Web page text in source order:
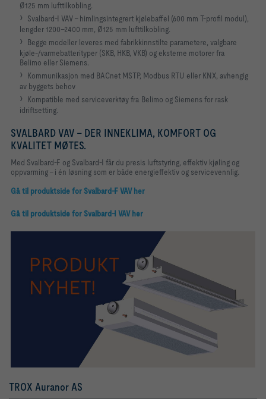
Ø125 mm lufttilkobling.
Svalbard-I VAV – himlingsintegrert kjølebaffel (600 mm T-profil modul),
lengder 1200–2400 mm, Ø125 mm lufttilkobling.
Begge modeller leveres med fabrikkinnstilte parametere, valgbare
kjøle-/varmebatterityper (SKB, HKB, VKB) og eksterne motorer fra
Belimo eller Siemens.
Kommunikasjon med BACnet MSTP, Modbus RTU eller KNX, avhengig
av byggets behov
Kompatible med serviceverktøy fra Belimo og Siemens for rask
idriftsetting.
SVALBARD VAV – DER INNEKLIMA, KOMFORT OG
KVALITET MØTES.
Med Svalbard-F og Svalbard-I får du presis luftstyring, effektiv kjøling og
oppvarming – i én løsning som er både energieffektiv og servicevennlig.
Gå til produktside for Svalbard-F VAV her
Gå til produktside for Svalbard-I VAV her
TROX Auranor AS